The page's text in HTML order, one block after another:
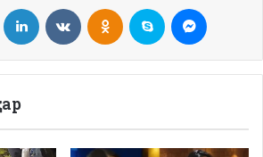
LinkedIn VKontakteOdnoklassniki
Skype